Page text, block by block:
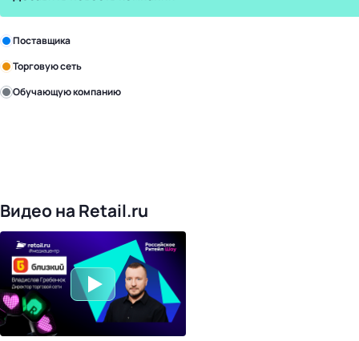
Поставщика
Торговую сеть
Обучающую компанию
Видео на Retail.ru